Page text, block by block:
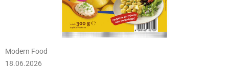
Modern Food
18.06.2026